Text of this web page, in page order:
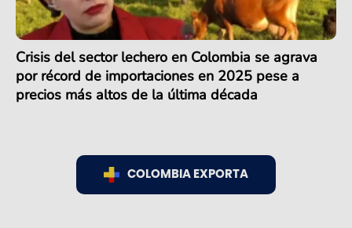
Crisis del sector lechero en Colombia se agrava
por récord de importaciones en 2025 pese a
precios más altos de la última década
COLOMBIA EXPORTA